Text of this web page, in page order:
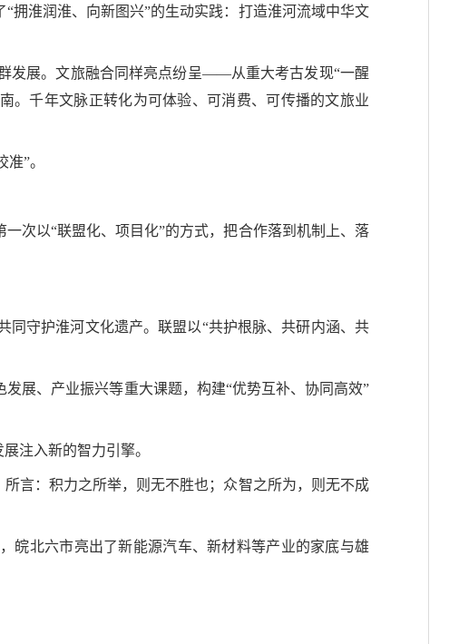
拥淮润淮、向新图兴”的生动实践：打造淮河流域中华文
发展。文旅融合同样亮点纷呈——从重大考古发现“一醒
。千年文脉正转化为可体验、可消费、可传播的文旅业
”。
次以“联盟化、项目化”的方式，把合作落到机制上、落
守护淮河文化遗产。联盟以“共护根脉、共研内涵、共
展、产业振兴等重大课题，构建“优势互补、协同高效”
注入新的智力引擎。
言：积力之所举，则无不胜也；众智之所为，则无不成
皖北六市亮出了新能源汽车、新材料等产业的家底与雄